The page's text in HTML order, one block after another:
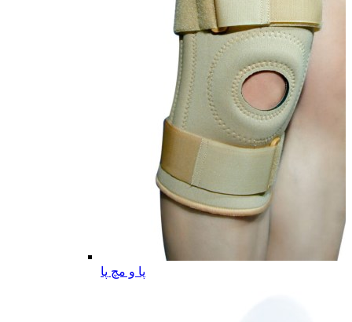
پا و مچ پا